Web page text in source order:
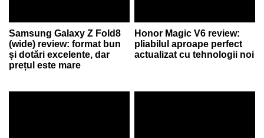
Samsung Galaxy Z Fold8
(wide) review: format bun
și dotări excelente, dar
prețul este mare
Honor Magic V6 review:
pliabilul aproape perfect
actualizat cu tehnologii noi